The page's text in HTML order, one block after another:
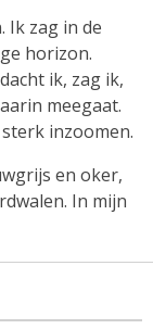
Ik zag in de
horizon.
ik, zag ik,
meegaat.
inzoomen.
en oker,
In mijn